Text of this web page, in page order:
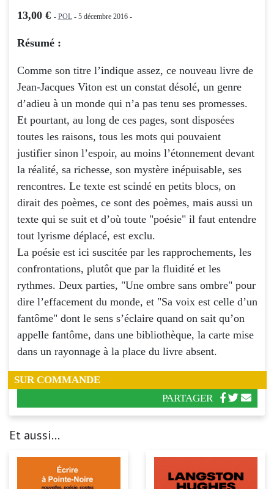
13,00 € - POL- 5 décembre 2016 -
Résumé :
Comme son titre l’indique assez, ce nouveau livre de
Jean-Jacques Viton est un constat désolé, un genre
d’adieu à un monde qui n’a pas tenu ses promesses.
Et pourtant, au long de ces pages, sont disposées
toutes les raisons, tous les mots qui pouvaient
justifier sinon l’espoir, au moins l’étonnement devant
la réalité, sa richesse, son mystère inépuisable, ses
rencontres. Le texte est scindé en petits blocs, on
dirait des poèmes, ce sont des poèmes, mais aussi un
texte qui se suit et d’où toute "poésie" il faut entendre
tout lyrisme déplacé, est exclu.
La poésie est ici suscitée par les rapprochements, les
confrontations, plutôt que par la fluidité et les
rythmes. Deux parties, "Une ombre sans ombre" pour
dire l’effacement du monde, et "Sa voix est celle d’un
fantôme" dont le sens s’éclaire quand on sait qu’on
appelle fantôme, dans une bibliothèque, la carte mise
dans un rayonnage à la place du livre absent.
SUR COMMANDE
PARTAGER
Et aussi...